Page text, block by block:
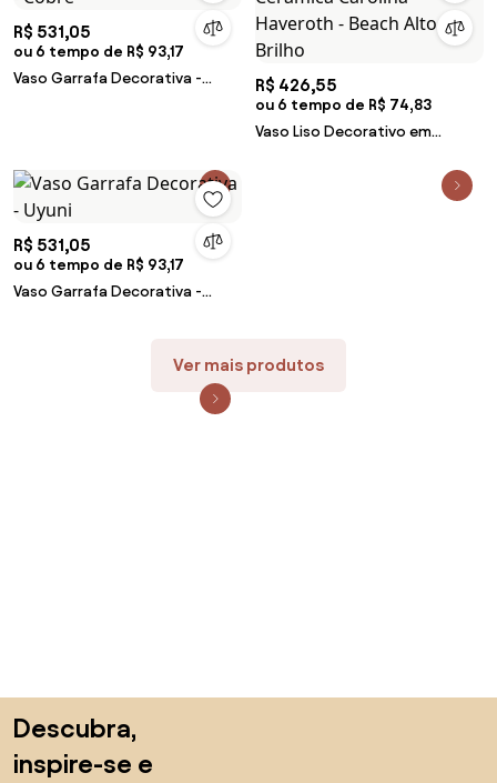
R$ 531,05
ou 6 tempo de R$ 93,17
Vaso Garrafa Decorativa -
R$ 426,55
ou 6 tempo de R$ 74,83
Vaso Liso Decorativo em
R$ 531,05
ou 6 tempo de R$ 93,17
Vaso Garrafa Decorativa -
Ver mais produtos
Descubra,
inspire-se e